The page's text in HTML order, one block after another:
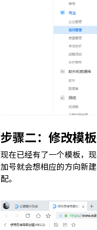
步骤二： 修改模
现在已经有了一个模板，
加号就会想相应的方向新
配。